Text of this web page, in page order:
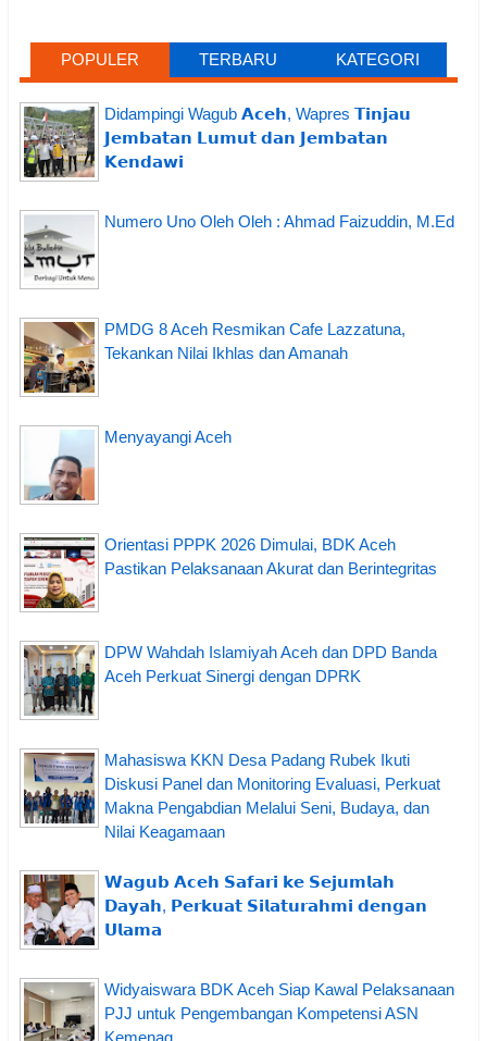
POPULER TERBARU KATEGORI
Didampingi Wagub 𝗔𝗰𝗲𝗵, Wapres 𝗧𝗶𝗻𝗷𝗮𝘂
𝗝𝗲𝗺𝗯𝗮𝘁𝗮𝗻 𝗟𝘂𝗺𝘂𝘁 𝗱𝗮𝗻 𝗝𝗲𝗺𝗯𝗮𝘁𝗮𝗻
𝗞𝗲𝗻𝗱𝗮𝘄𝗶
Numero Uno Oleh Oleh : Ahmad Faizuddin, M.Ed
PMDG 8 Aceh Resmikan Cafe Lazzatuna,
Tekankan Nilai Ikhlas dan Amanah
Menyayangi Aceh
Orientasi PPPK 2026 Dimulai, BDK Aceh
Pastikan Pelaksanaan Akurat dan Berintegritas
DPW Wahdah Islamiyah Aceh dan DPD Banda
Aceh Perkuat Sinergi dengan DPRK
Mahasiswa KKN Desa Padang Rubek Ikuti
Diskusi Panel dan Monitoring Evaluasi, Perkuat
Makna Pengabdian Melalui Seni, Budaya, dan
Nilai Keagamaan
𝗪𝗮𝗴𝘂𝗯 𝗔𝗰𝗲𝗵 𝗦𝗮𝗳𝗮𝗿𝗶 𝗸𝗲 𝗦𝗲𝗷𝘂𝗺𝗹𝗮𝗵
𝗗𝗮𝘆𝗮𝗵, 𝗣𝗲𝗿𝗸𝘂𝗮𝘁 𝗦𝗶𝗹𝗮𝘁𝘂𝗿𝗮𝗵𝗺𝗶 𝗱𝗲𝗻𝗴𝗮𝗻
𝗨𝗹𝗮𝗺𝗮
Widyaiswara BDK Aceh Siap Kawal Pelaksanaan
PJJ untuk Pengembangan Kompetensi ASN